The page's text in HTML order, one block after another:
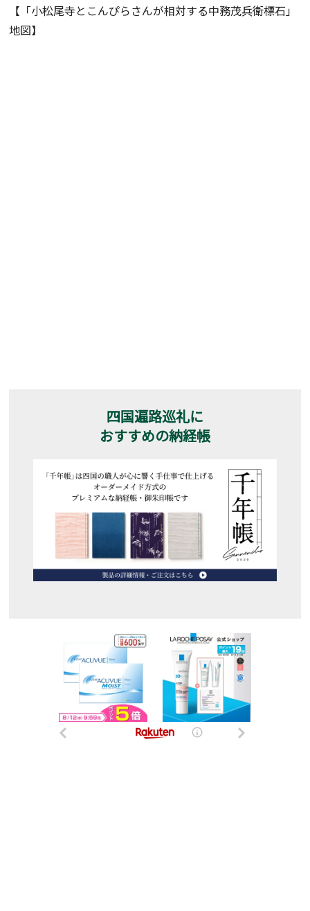
【「小松尾寺とこんぴらさんが相対する中務茂兵衛標石」
地図】
四国遍路巡礼に
おすすめの納経帳